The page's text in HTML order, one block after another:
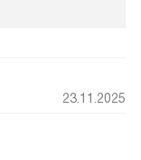
23.11.2025